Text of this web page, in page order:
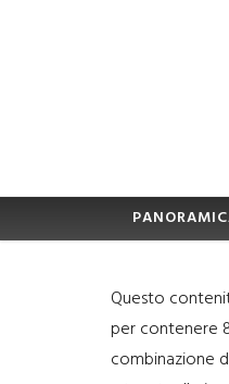
Questo
per contenere
combinazione